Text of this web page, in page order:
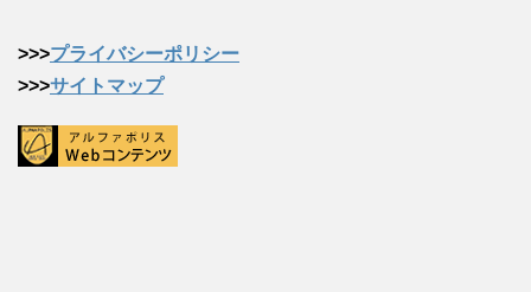
>>>プライバシーポリシー
>>>サイトマップ